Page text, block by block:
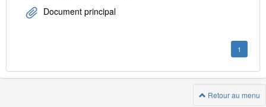
Document principal
1
Retour au menu